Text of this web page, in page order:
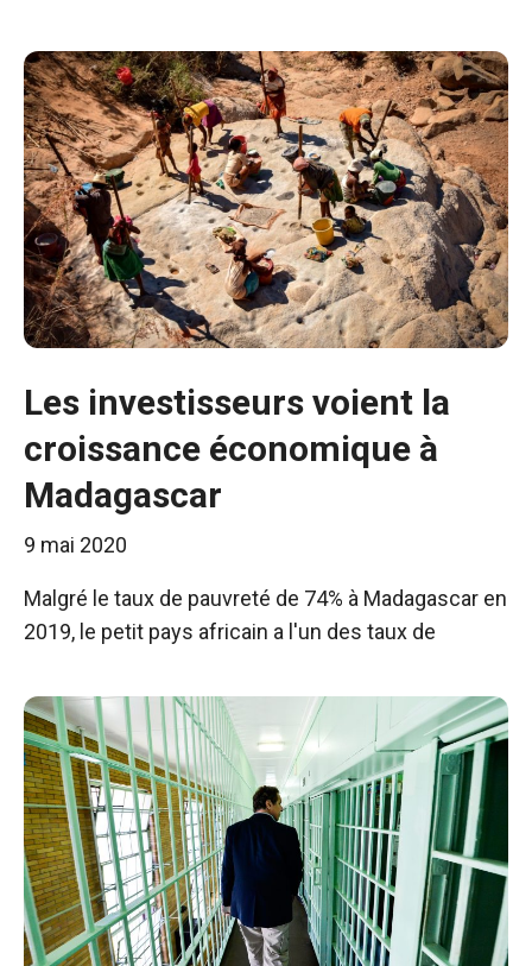
Les investisseurs voient la
croissance économique à
Madagascar
9 mai 2020
Malgré le taux de pauvreté de 74% à Madagascar en
2019, le petit pays africain a l'un des taux de